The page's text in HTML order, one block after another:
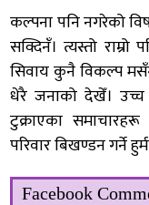
कल्पना पनि नगरेको
सक्दिनँ। त्यस्तो
सिवाय कुनै विकल्प
धेरै जनाको देखेँ।
टुक्राएका
परिवार बिखण्डन गर्ने
Facebook